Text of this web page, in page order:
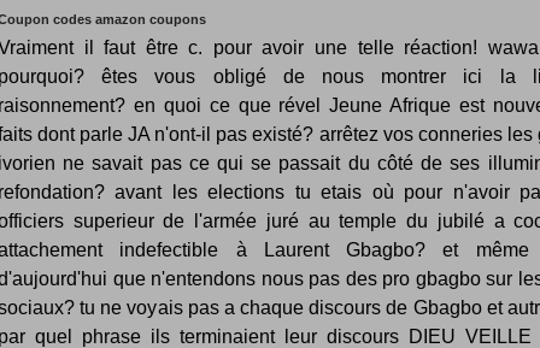
codes amazon coupons
il faut être c. pour avoir une telle réaction!
êtes vous obligé de nous montrer ici la
en quoi ce que rével Jeune Afrique est
dont parle JA n'ont-il pas existé? arrêtez vos conneries les
ne savait pas ce qui se passait du côté de ses
avant les elections tu etais où pour n'avoir
superieur de l'armée juré au temple du jubilé a
indefectible à Laurent Gbagbo? et
que n'entendons nous pas des pro gbagbo sur
tu ne voyais pas a chaque discours de Gbagbo et
quel phrase ils terminaient leur discours DIEU